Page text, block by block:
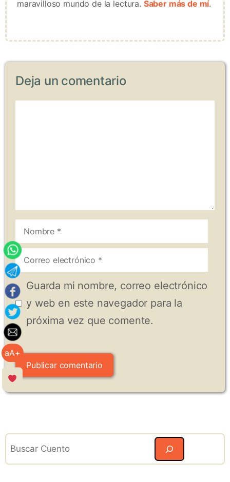
aA+
maravilloso mundo de la lectura. Saber más de mí.
Deja un comentario
Nombre
Correo
electrónico
Guarda mi nombre, correo electrónico
y web en este navegador para la
próxima vez que comente.